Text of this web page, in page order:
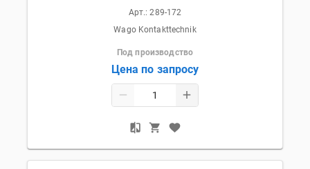
Арт.:289-172
Wago Kontakttechnik
Под производство
Цена по запросу